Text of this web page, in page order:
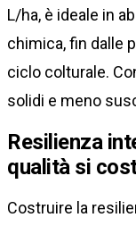
L/ha, è ideale in
chimica, fin dalle
ciclo colturale.
solidi e meno
Resilienza
qualità si
Costruire la